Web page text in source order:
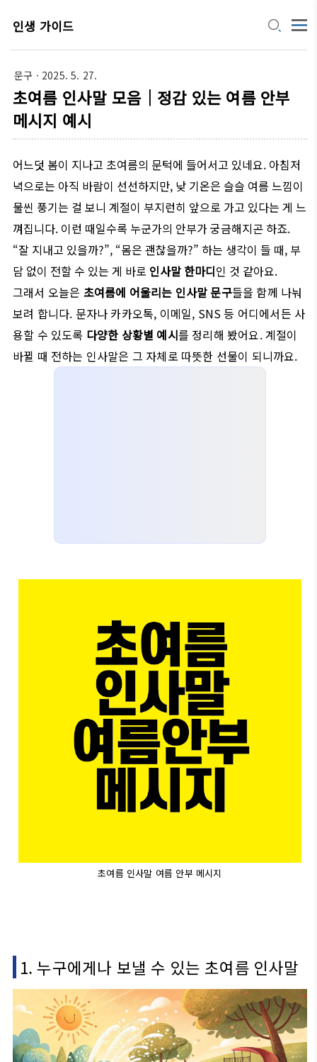
인생 가이드
문구 · 2025. 5. 27.
초여름 인사말 모음｜정감 있는 여름 안부
메시지 예시
어느덧 봄이 지나고 초여름의 문턱에 들어서고 있네요. 아침저
녁으로는 아직 바람이 선선하지만, 낮 기온은 슬슬 여름 느낌이
물씬 풍기는 걸 보니 계절이 부지런히 앞으로 가고 있다는 게 느
껴집니다. 이런 때일수록 누군가의 안부가 궁금해지곤 하죠.
“잘 지내고 있을까?”, “몸은 괜찮을까?” 하는 생각이 들 때, 부
담 없이 전할 수 있는 게 바로 인사말 한마디인 것 같아요.
그래서 오늘은 초여름에 어울리는 인사말 문구들을 함께 나눠
보려 합니다. 문자나 카카오톡, 이메일, SNS 등 어디에서든 사
용할 수 있도록 다양한 상황별 예시를 정리해 봤어요. 계절이
바뀔 때 전하는 인사말은 그 자체로 따뜻한 선물이 되니까요.
초여름 인사말 여름 안부 메시지
1. 누구에게나 보낼 수 있는 초여름 인사말